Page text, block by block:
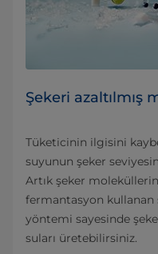
Şekeri azaltılmış
Tüketicinin ilgisini
suyunun şeker
Artık şeker
fermantasyon
yöntemi sayesinde
suları üretebilirsiniz.